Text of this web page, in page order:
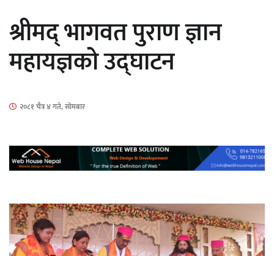
श्रीमद् भागवत पुराण ज्ञान
महायज्ञको उद्घाटन
२०८१ चैत्र ४ गते, सोमबार